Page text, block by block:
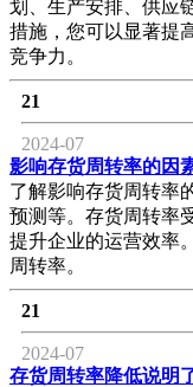
划、生产安排、供应
措施，您可以显著提
竞争力。
21
2024-07
影响存货周转率的因
了解影响存货周转率
预测等。存货周转率
提升企业的运营效率
周转率。
21
2024-07
存货周转率降低说明